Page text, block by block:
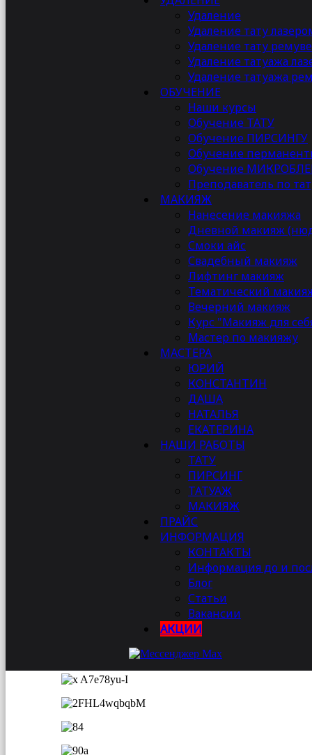
Удаление
Удаление тату
Удаление тату
Удаление татуажа
Удаление татуажа
ОБУЧЕНИЕ
Наши курсы
Обучение ТАТУ
Обучение ПИРСИНГУ
Обучение
Обучение
Преподаватель по
МАКИЯЖ
Нанесение макияжа
Дневной макияж
Смоки айс
Свадебный макияж
Лифтинг макияж
Тематический
Вечерний макияж
Курс "Макияж для
Мастер по макияжу
МАСТЕРА
ЮРИЙ
КОНСТАНТИН
ДАША
НАТАЛЬЯ
ЕКАТЕРИНА
НАШИ РАБОТЫ
ТАТУ
ПИРСИНГ
ТАТУАЖ
МАКИЯЖ
ПРАЙС
ИНФОРМАЦИЯ
КОНТАКТЫ
Информация до и
Блог
Статьи
Вакансии
АКЦИИ
внимательно слушаю вас, чтобы создать
Профессионализм во всем: Использую
протяжении всего дня.
Фотосессии любого уровня сложности: От
произведением искусства.
Консультации по стилю: Помогу вам
Почему выбирают меня?
: Более 10 лет работы в
: Постоянное обучение
: Я создаю образы, которые
: Большое количество
Присоединяйтесь ко мне!
Если вы хотите ощутить магию преображения
консультацию! Вместе мы создадим образ
Свяжитесь со мной прямо сейчас8-982-642-02-22
настоящему прекрасное!
Ваш стиль — это ваша история. Давайте